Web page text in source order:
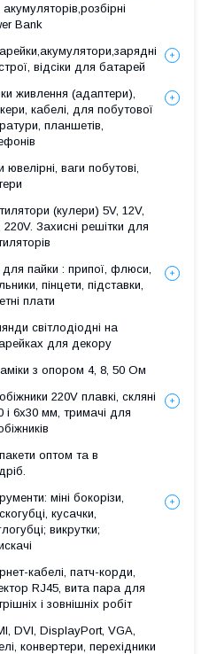
Bank
відсіки для батарей
живлення (адаптери),
кабелі, для побутової
планшетів,
ювелірні, ваги побутові,
(кулери) 5V, 12V,
220V. Захисні решітки для
пайки : припої, флюси,
пінцети, підставки,
плати
світлодіодні на
для декору
з опором 4, 8, 50 Ом
220V плавкі, скляні
і 6х30 мм, тримачі для
оптом та в
міні бокорізи,
кусачки,
викрутки;
кабелі, патч-корди,
RJ45, вита пара для
і зовнішніх робіт
DVI, DisplayPort, VGA,
конвертери, перехідники